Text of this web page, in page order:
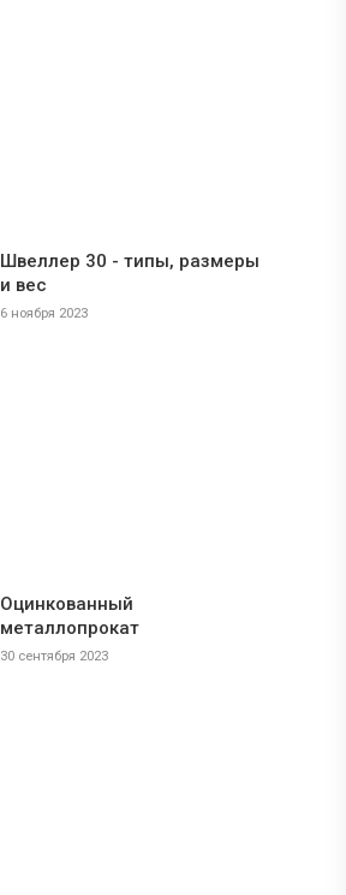
Швеллер 30 - типы, размеры
и вес
6 ноября 2023
Оцинкованный
металлопрокат
30 сентября 2023